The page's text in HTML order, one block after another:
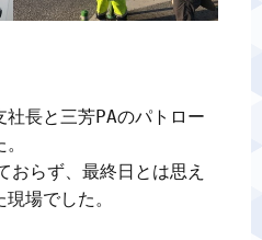
長と三芳PAのパトロー
おらず、最終日とは思え
場でした。